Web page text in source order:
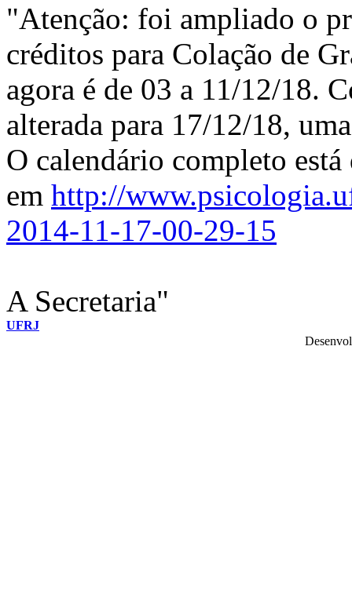
"Atenção: foi ampliado o
créditos para Colação de
agora é de 03 a 11/12/18.
alterada para 17/12/18,
O calendário completo
em http://
2014-11-17-00-29-15
A Secretaria"
UFRJ